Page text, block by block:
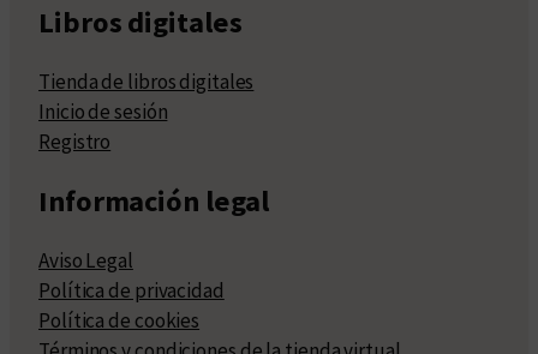
Libros digitales
Tienda de libros digitales
Inicio de sesión
Registro
Información legal
Aviso Legal
Política de privacidad
Política de cookies